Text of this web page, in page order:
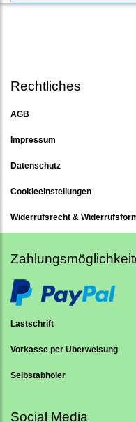
Rechtliches
AGB
Impressum
Datenschutz
Cookieeinstellungen
Widerrufsrecht &
Lastschrift
Vorkasse per Überweisung
Selbstabholer
Social Media